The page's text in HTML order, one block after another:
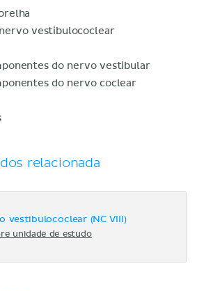
vestibulococlear
do nervo vestibular
do nervo coclear
relacionada
vestibulococlear (NC VIII)
unidade de estudo